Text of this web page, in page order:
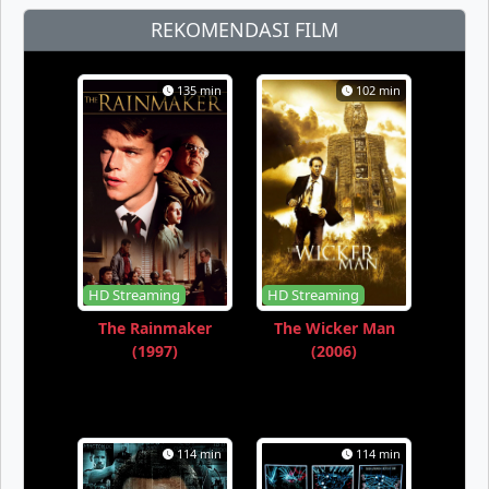
REKOMENDASI FILM
135 min
HD Streaming
The Rainmaker
(1997)
102 min
HD Streaming
The Wicker Man
(2006)
114 min 114 min